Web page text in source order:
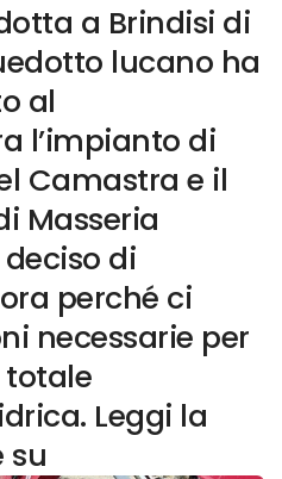
a Brindisi di
lucano ha
al
l’impianto di
Camastra e il
Masseria
di
perché ci
necessarie per
Leggi la
su